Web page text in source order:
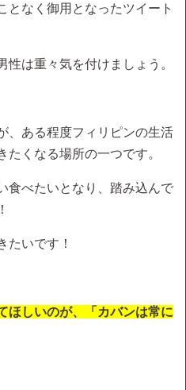
となく御用となったツイート
性は重々気を付けましょう。
、ある程度フィリピンの生活
くなる場所の一つです。
食べたいとなり、踏み込んで
たいです！
ほしいのが、「カバンは常に